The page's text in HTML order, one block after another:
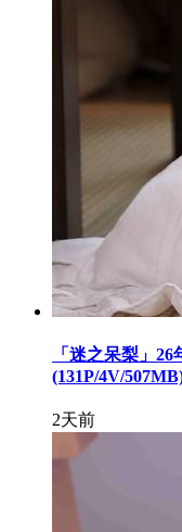
「迷之呆梨」
(131P/4V/
2天前